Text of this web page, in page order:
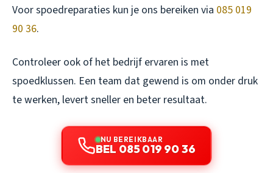
Voor spoedreparaties kun je ons bereiken via 085 019
90 36.
Controleer ook of het bedrijf ervaren is met
spoedklussen. Een team dat gewend is om onder druk
te werken, levert sneller en beter resultaat.
NU BEREIKBAAR
BEL 085 019 90 36